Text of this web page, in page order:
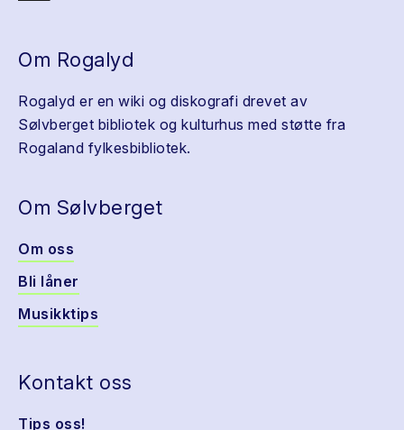
Om Rogalyd
Rogalyd er en wiki og diskografi drevet av
Sølvberget bibliotek og kulturhus med støtte fra
Rogaland fylkesbibliotek.
Om Sølvberget
Om oss
Bli låner
Musikktips
Kontakt oss
Tips oss!